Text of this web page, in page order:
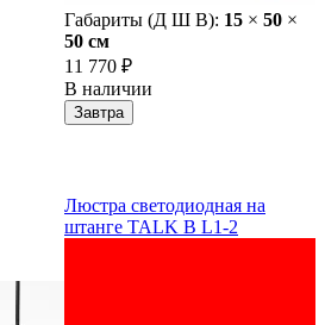
Габариты (Д Ш В): 15 × 50 ×
50 cм
11 770 ₽
В наличии
Завтра
Люстра светодиодная на
штанге TALK B L1-2